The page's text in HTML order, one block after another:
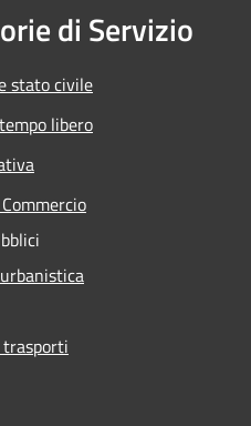
di Servizio
stato civile
libero